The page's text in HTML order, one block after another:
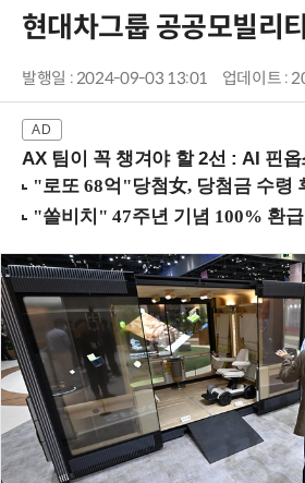
현대차그룹 공공모빌리
발행일 : 2024-09-03 13:01 업데이트 :
AX 팀이 꼭 챙겨야 할 2선 : AI 핀옵스(FinOps)와 토큰